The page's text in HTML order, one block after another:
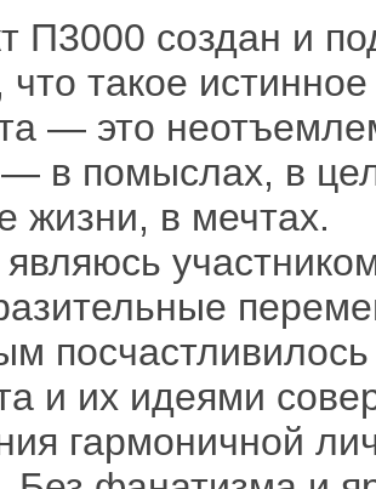
П3000 создан и
что такое
— это
в помыслах, в
жизни, в мечтах.
и их идеями
гармоничной